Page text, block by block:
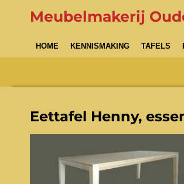
Meubelmakerij
HOME KENNISMAKING TAFELS
Eettafel Henny,